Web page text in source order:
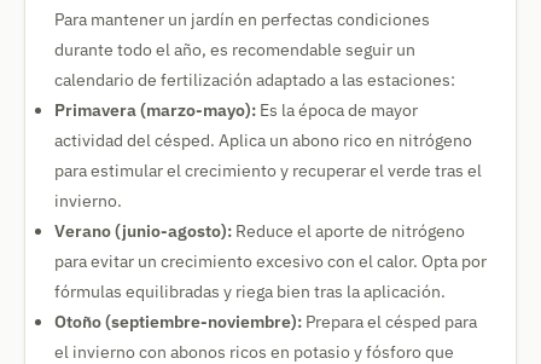
Para mantener un jardín en perfectas condiciones
durante todo el año, es recomendable seguir un
calendario de fertilización adaptado a las estaciones:
Primavera (marzo-mayo): Es la época de mayor
actividad del césped. Aplica un abono rico en nitrógeno
para estimular el crecimiento y recuperar el verde tras el
invierno.
Verano (junio-agosto): Reduce el aporte de nitrógeno
para evitar un crecimiento excesivo con el calor. Opta por
fórmulas equilibradas y riega bien tras la aplicación.
Otoño (septiembre-noviembre): Prepara el césped para
el invierno con abonos ricos en potasio y fósforo que